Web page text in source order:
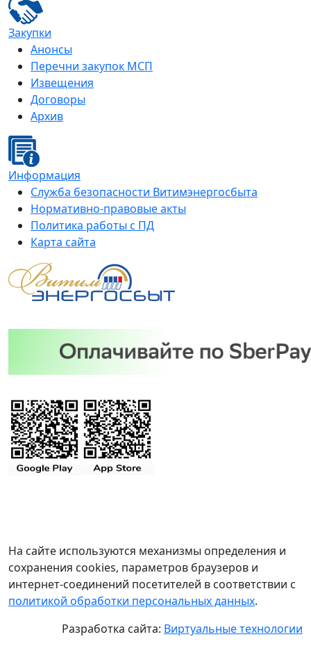
Закупки
Анонсы
Перечни закупок МСП
Извещения
Договоры
Архив
Информация
Служба безопасности Витимэнергосбыта
Нормативно-правовые акты
Политика работы с ПД
Карта сайта
На сайте используются механизмы определения и
сохранения cookies, параметров браузеров и
интернет-соединений посетителей в соответствии с
политикой обработки персональных данных.
Разработка сайта: Виртуальные технологии